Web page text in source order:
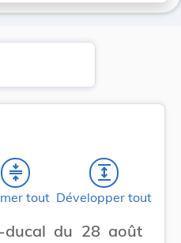
compress
tout
expand
Développer tout
ducal du 28 août